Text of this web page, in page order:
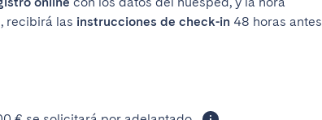
recibirá las instrucciones de check-in 48 horas antes